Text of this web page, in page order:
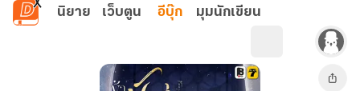
ข้ามไปยังเนื้อหาหลัก
นิยาย เว็บตูน อีบุ๊ก มุมนักเขียน